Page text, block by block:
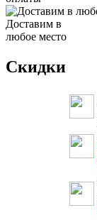
Доставим в
любое место
Скидки